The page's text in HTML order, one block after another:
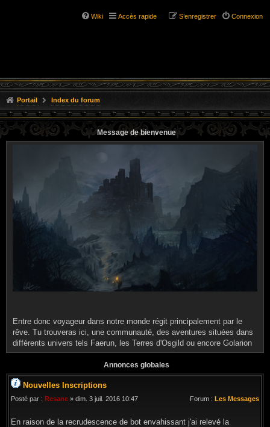
Wiki Accès rapide Connexion
S’enregistrer
Portail Index du forum
Message de bienvenue
Entre donc voyageur dans notre monde régit principalement par le
rêve. Tu trouveras ici, une communauté, des aventures situées dans
différents univers tels Faerun, les Terres d'Osgild ou encore Golarion
Annonces globales
Nouvelles Inscriptions
Posté par : Resane » dim. 3 juil. 2016 10:47 Forum : Les Messages
En raison de la recrudescence de bot envahissant j'ai relevé la